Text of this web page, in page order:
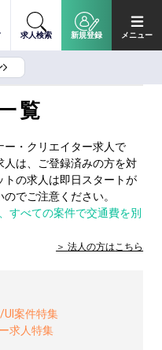
求人検索 新規登録 メニュー
覧
・クリエイター求人で
は、ご登録済みの方を対
の求人は即日スタートが
でご注意ください。
すべての案件で交通費を別
法人の方はこちら
UI案件特集
求人特集